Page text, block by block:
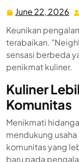
June 22, 2026
Keunikan
terabaikan.
sensasi berbeda
penikmat kuliner.
Kuliner
Komunitas
Menikmati
mendukung
komunitas yang
baru pada